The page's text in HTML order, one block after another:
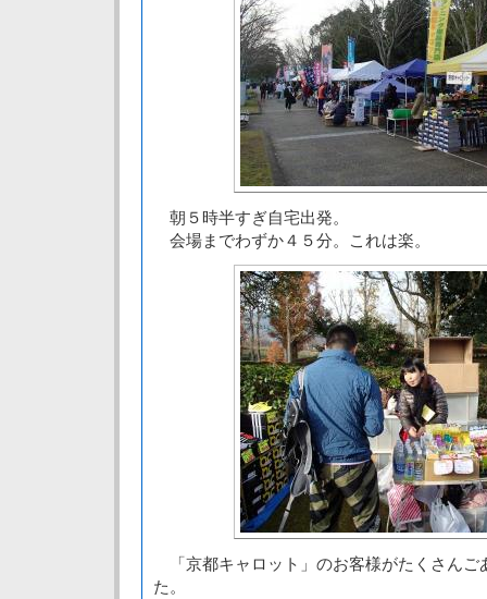
朝５時半すぎ自宅出発。
会場までわずか４５分。これは楽。
「京都キャロット」のお客様がたくさんご
た。